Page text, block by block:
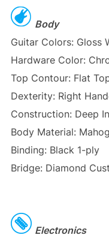
Body
Guitar Colors: Gloss
Hardware Color:
Top Contour: Flat
Dexterity: Right
Construction: Deep
Body Material:
Binding: Black 1-ply
Bridge: Diamond
Electronics